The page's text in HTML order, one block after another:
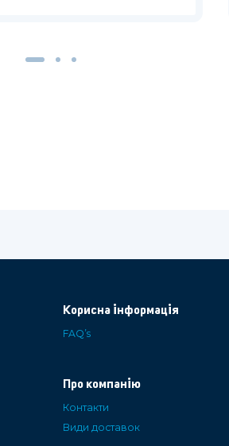
Корисна інформація
FAQ’s
Про компанію
Контакти
Види доставок